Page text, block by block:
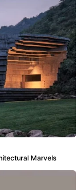
Marvels